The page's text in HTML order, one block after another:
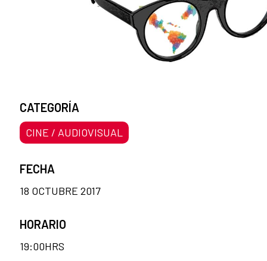
CATEGORÍA
CINE / AUDIOVISUAL
FECHA
18 OCTUBRE 2017
HORARIO
19:00HRS